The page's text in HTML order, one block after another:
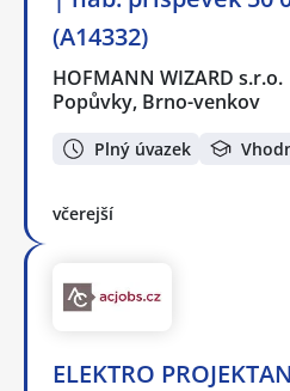
(A14332)
HOFMANN WIZARD s.r.o.
Popůvky, Brno-venkov
Plný úvazek
včerejší
ELEKTRO